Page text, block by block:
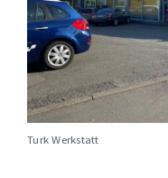
Turk Werkstatt